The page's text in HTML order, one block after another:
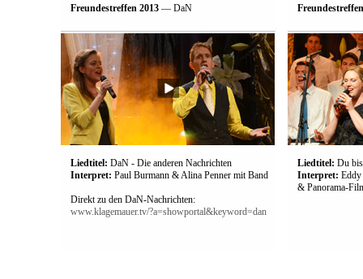
Freundestreffen 2013— DaN
Liedtitel: DaN - Die anderen Nachrichten
Interpret: Paul Burmann & Alina Penner mit Band
Direkt zu den DaN-Nachrichten:
www.klagemauer.tv/?a=showportal&keyword=dan
Liedtitel: Du
Interpret: Eddy
& Panorama-